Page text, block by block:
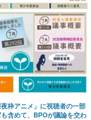
枠アニメ」に視聴者の一部
含めて、BPOが議論を交わ